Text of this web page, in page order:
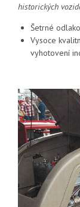
historických
Šetrné
Vysoce
vyhotovení